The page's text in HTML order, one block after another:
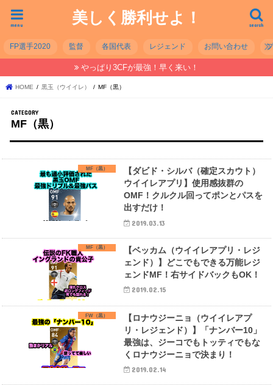
美しく勝利せよ！ search
menu
FP選手2020 監督 各国代表 レジェンド お問い合わせ
やっぱり3CFが最強！早く来い！
HOME 黒玉（ウイイレ） MF（黒）
MF（黒）
MF（黒）
【ダビド・シルバ（確定スカウト）
ウイイレアプリ】使用感抜群の
OMF！クルクル回ってポンとパスを
出すだけ！
2019.03.13
MF（黒）
【ベッカム（ウイイレアプリ・レジ
ェンド）】どこでもできる万能レジ
ェンドMF！右サイドバックもOK！
2019.02.15
FW（黒）
【ロナウジーニョ（ウイイレアプ
リ・レジェンド）】「ナンバー10」
最強は、ジーコでもトッティでもな
くロナウジーニョで決まり！
2019.02.14